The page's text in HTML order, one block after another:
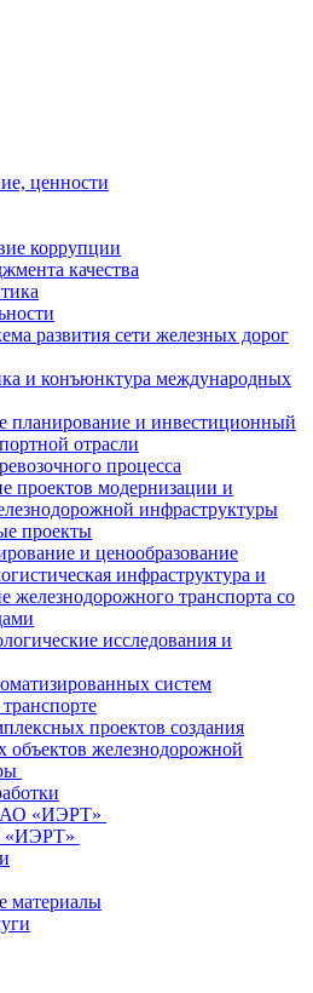
ценности
коррупции
качества
развития сети железных дорог
и конъюнктура международных
планирование и инвестиционный
отрасли
процесса
проектов модернизации и
инфраструктуры
проекты
и ценообразование
инфраструктура и
железнодорожного транспорта со
исследования и
систем
проектов создания
объектов железнодорожной
АО «ИЭРТ»
«ИЭРТ»
материалы